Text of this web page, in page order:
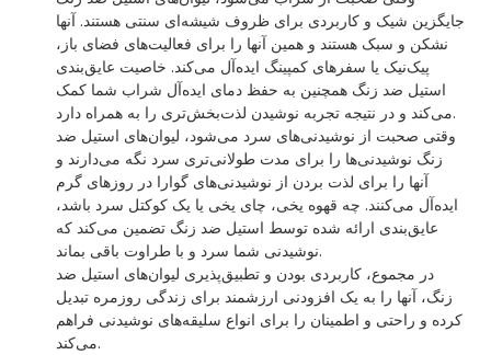
جایگزین شیک و کاربردی برای ظروف شیشه‌ای سنتی هستند. آنها
نشکن و سبک هستند و همین آنها را برای فعالیت‌های فضای باز،
پیک‌نیک یا سفرهای کمپینگ ایده‌آل می‌کند. خاصیت عایق‌بندی
استیل ضد زنگ همچنین به حفظ دمای ایده‌آل شراب شما کمک
می‌کند و در نتیجه تجربه نوشیدن لذت‌بخش‌تری را به همراه دارد.
وقتی صحبت از نوشیدنی‌های سرد می‌شود، لیوان‌های استیل ضد
زنگ نوشیدنی‌ها را برای مدت طولانی‌تری سرد نگه می‌دارند و
آنها را برای لذت بردن از نوشیدنی‌های گوارا در روزهای گرم
ایده‌آل می‌کنند. چه قهوه یخی، چای یخی یا یک کوکتل سرد باشد،
عایق‌بندی ارائه شده توسط استیل ضد زنگ تضمین می‌کند که
نوشیدنی شما سرد و با طراوت باقی بماند.
در مجموع، کاربردی بودن و تطبیق‌پذیری لیوان‌های استیل ضد
زنگ، آنها را به یک افزودنی ارزشمند برای زندگی روزمره تبدیل
کرده و راحتی و اطمینان را برای انواع سلیقه‌های نوشیدنی فراهم
می‌کند.